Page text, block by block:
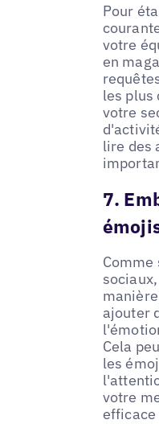
Pour
votre
en
les plus
votre
lire des
7.
Comme
ajouter
Cela
les
votre